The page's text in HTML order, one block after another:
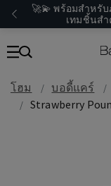
🚀💫 พร้อมสำหรั
เทมชิ้นส
โฮม บอดี้แคร์
Strawberry